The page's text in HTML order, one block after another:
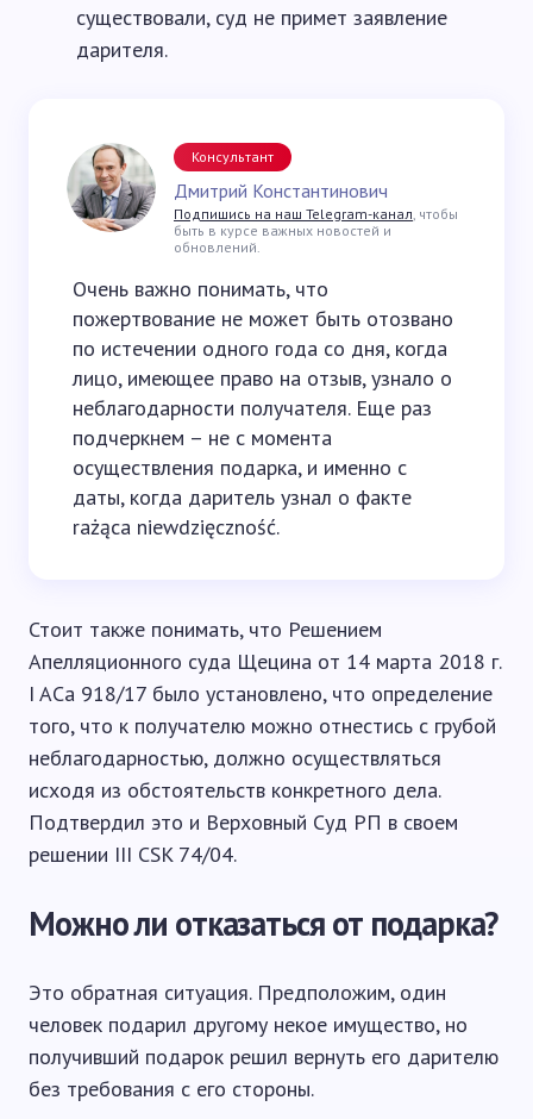
существовали, суд не примет заявление
дарителя.
Консультант
Дмитрий Константинович
Подпишись на наш Telegram-канал, чтобы
быть в курсе важных новостей и
обновлений.
Очень важно понимать, что
пожертвование не может быть отозвано
по истечении одного года со дня, когда
лицо, имеющее право на отзыв, узнало о
неблагодарности получателя. Еще раз
подчеркнем – не с момента
осуществления подарка, и именно с
даты, когда даритель узнал о факте
rażąca niewdzięczność.
Стоит также понимать, что Решением
Апелляционного суда Щецина от 14 марта 2018 г.
I ACa 918/17 было установлено, что определение
того, что к получателю можно отнестись с грубой
неблагодарностью, должно осуществляться
исходя из обстоятельств конкретного дела.
Подтвердил это и Верховный Суд РП в своем
решении III CSK 74/04.
Можно ли отказаться от подарка?
Это обратная ситуация. Предположим, один
человек подарил другому некое имущество, но
получивший подарок решил вернуть его дарителю
без требования с его стороны.